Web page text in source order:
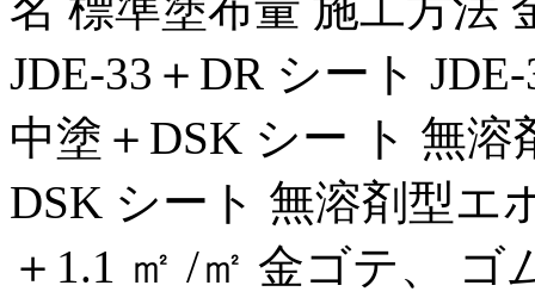
JDE-33＋DR シート
中塗＋DSK シー ト 無
DSK シート 無溶剤型エ
＋1.1 ㎡ /㎡ 金ゴテ、 ゴ